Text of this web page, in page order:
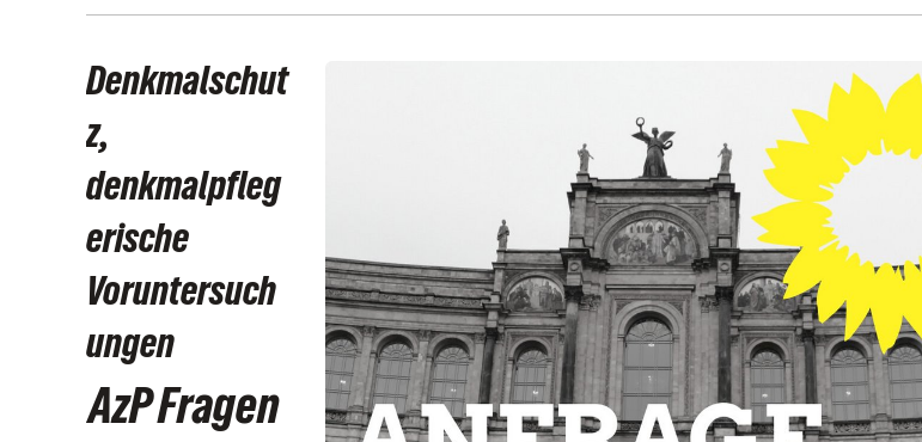
Denkmalschut
z,
denkmalpfleg
erische
Voruntersuch
ungen
AzP Fragen